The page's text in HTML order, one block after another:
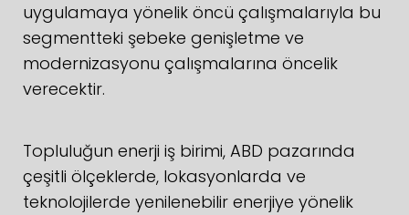
uygulamaya yönelik öncü çalışmalarıyla bu
segmentteki şebeke genişletme ve
modernizasyonu çalışmalarına öncelik
verecektir.
Topluluğun enerji iş birimi, ABD pazarında
çeşitli ölçeklerde, lokasyonlarda ve
teknolojilerde yenilenebilir enerjiye yönelik